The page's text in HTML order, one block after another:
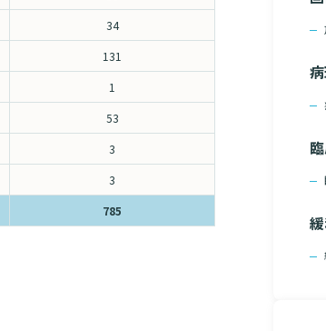
34
131
1
53
3
3
785